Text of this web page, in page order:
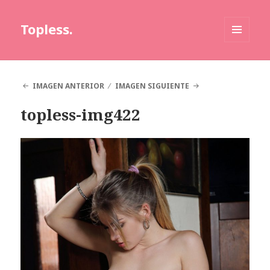
Topless.
IMAGEN ANTERIOR
IMAGEN SIGUIENTE
topless-img422